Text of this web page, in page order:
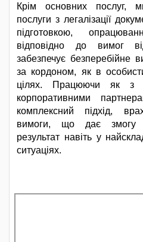
Крім основних послуг,
послуги з легалізації
підготовкою,
відповідно до вимог
забезпечує безперебійне
за кордоном, як в
цілях. Працюючи як з
корпоративними
комплексний підхід,
вимоги, що дає змогу
результат навіть у
ситуаціях.